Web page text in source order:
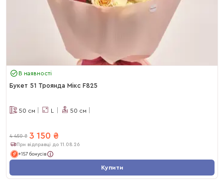
В наявності
Букет 51 Троянда Мікс F825
50 см L 50 см
4 450 ₴ 3 150 ₴
При відправці до 11.08.26
+157 бонусів
Купити